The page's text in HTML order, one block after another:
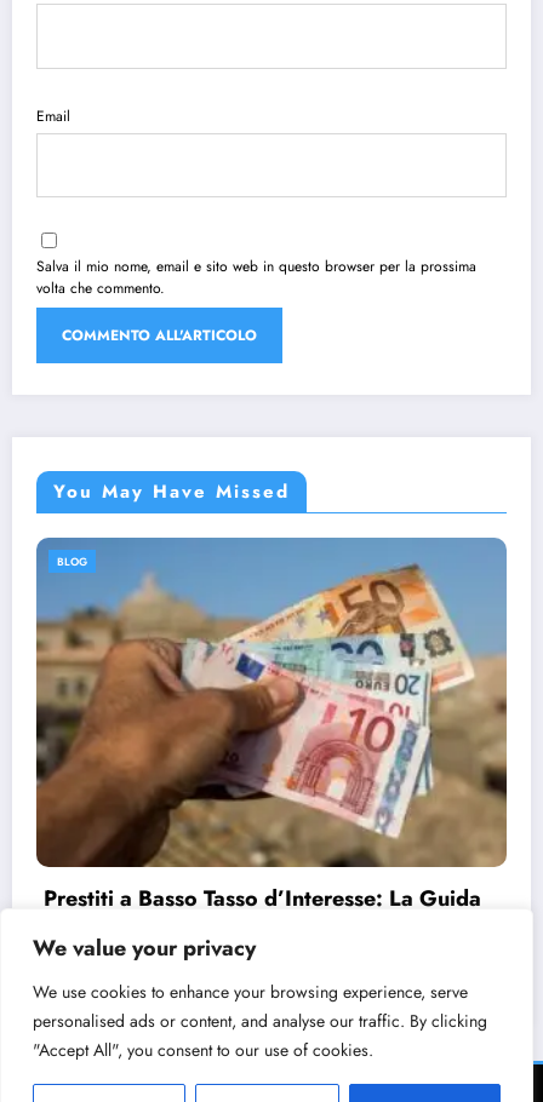
We value your privacy
We use cookies to enhance your browsing experience, serve
personalised ads or content, and analyse our traffic. By clicking
"Accept All", you consent to our use of cookies.
Email
Salva il mio nome, email e sito web in questo browser per la prossima
volta che commento.
You May Have Missed
BLOG
Prestiti a Basso Tasso d’Interesse: La Guida
11/08/2024 admin
Home